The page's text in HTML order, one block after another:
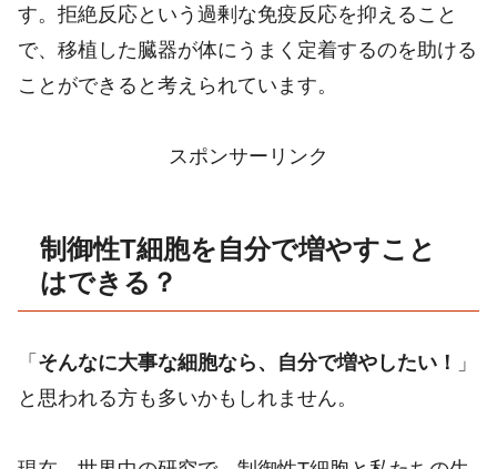
す。拒絶反応という過剰な免疫反応を抑えること
で、移植した臓器が体にうまく定着するのを助ける
ことができると考えられています。
スポンサーリンク
制御性T細胞を自分で増やすこと
はできる？
「 そんなに大事な細胞なら、自分で増やしたい！
」
と思われる方も多いかもしれません。